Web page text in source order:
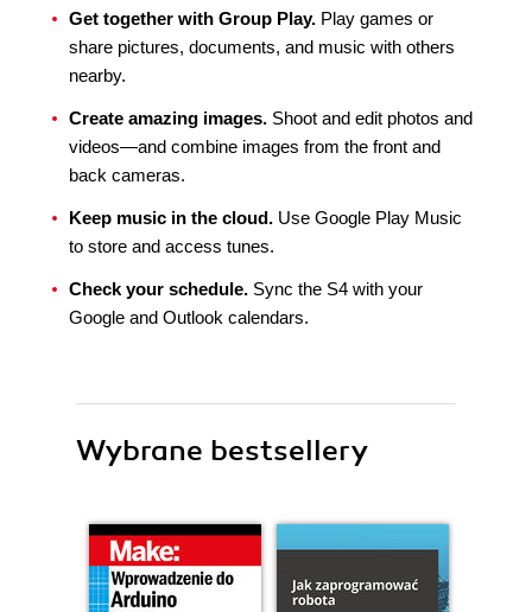
Get together with Group Play. Play games or
share pictures, documents, and music with others
nearby.
Create amazing images. Shoot and edit photos and
videos—and combine images from the front and
back cameras.
Keep music in the cloud. Use Google Play Music
to store and access tunes.
Check your schedule. Sync the S4 with your
Google and Outlook calendars.
Wybrane bestsellery